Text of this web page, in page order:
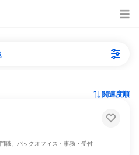
関連度順
職、バックオフィス・事務・受付